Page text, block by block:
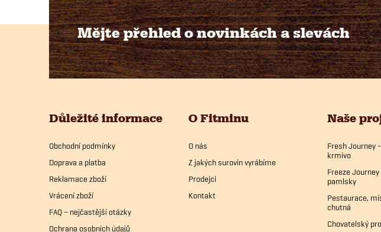
Mějte přehled o novinkácha slevách
Důležité informace
Obchodní podmínky
Doprava a platba
Reklamace zboží
Vrácení zboží
FAQ – nejčastější otázky
Ochrana osobních údajů
O Fitminu
O nás
Z jakých surovin vyrábíme
Prodejci
Kontakt
Naše
Fresh Journey
krmivo
Freeze
pamlsky
Pestaurace,
chutná
Chovatelský